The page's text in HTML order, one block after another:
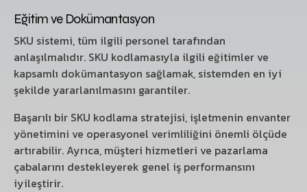
Eğitim ve Dokümantasyon
SKU sistemi, tüm ilgili personel tarafından
anlaşılmalıdır. SKU kodlamasıyla ilgili eğitimler ve
kapsamlı dokümantasyon sağlamak, sistemden en iyi
şekilde yararlanılmasını garantiler.
Başarılı bir SKU kodlama stratejisi, işletmenin envanter
yönetimini ve operasyonel verimliliğini önemli ölçüde
artırabilir. Ayrıca, müşteri hizmetleri ve pazarlama
çabalarını destekleyerek genel iş performansını
iyileştirir.